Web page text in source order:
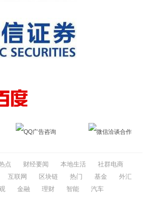
QQ广告咨询 微信洽谈合作
点 财经要闻 本地生活
社群电商
互联网 区块链 热门 基金
外汇
金融 理财 智能 汽车